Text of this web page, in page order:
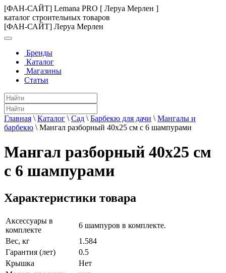
[ФАН-САЙТ] Lemana PRO [ Леруа Мерлен ]
каталог строительных товаров
[ФАН-САЙТ] Леруа Мерлен
Бренды
Каталог
Магазины
Статьи
Главная \ Каталог \ Сад \ Барбекю для дачи \ Мангалы и
барбекю \ Мангал разборный 40x25 см с 6 шампурами
Мангал разборный 40x25 см
с 6 шампурами
Характеристики товара
Аксессуары в
комплекте
6 шампуров в комплекте.
Вес, кг
1.584
Гарантия (лет)
0.5
Крышка
Нет